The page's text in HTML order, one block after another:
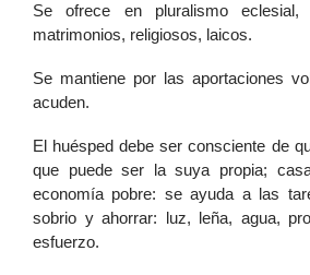
Se ofrece en pluralismo eclesial,
matrimonios, religiosos, laicos.
Se mantiene por las aportaciones
acuden.
El huésped debe ser consciente de
que puede ser la suya propia;
economía pobre: se ayuda a las
sobrio y ahorrar: luz, leña, agua,
esfuerzo.